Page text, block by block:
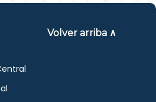
Volver arriba ∧